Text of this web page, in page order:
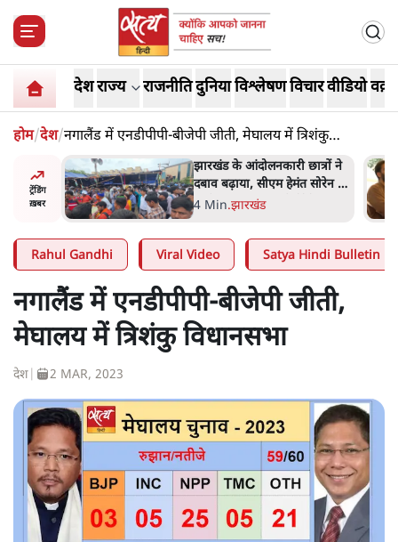
देशराज्य राजनीतिदुनियाविश्लेषणविचारवीडियो
होम/देश/नगालैंड में एनडीपीपी-बीजेपी जीती, मेघालय में त्रिशंकु
विधानसभा
ट्रेंडिंग
ख़बर
अहमद
में बंद
झारखंड के आंदोलनकारी छात्रों ने
दबाव बढ़ाया, सीएम हेमंत सोरेन का
इस्तीफा मांगा, 10 को घेरेंगे
4 Min.झारखंड
Rahul Gandhi Viral Video Satya Hindi Bulletin
नगालैंड में एनडीपीपी-बीजेपी जीती,
मेघालय में त्रिशंकु विधानसभा
देश 2 MAR, 2023